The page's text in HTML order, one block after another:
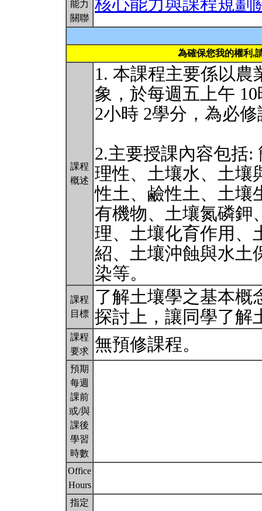
能力
關聯
核心能力與課程規劃
為確保您我的權利,
課程
概述
1. 本課程主要係以
象，於每週五上午
2小時 2學分，為必
2.主要授課內容包括:
理性、土壤水、土壤
性土、鹼性土、土壤
有機物、土壤氮磷鉀
理、土壤化育作用、
紹、土壤沖蝕與水土
染等。
課程
目標
了解土壤學之基本概
探討上，讓同學了
課程
要求
無預修課程。
預期
每週
課前
或/與
課後
學習
時數
Office
Hours
指定